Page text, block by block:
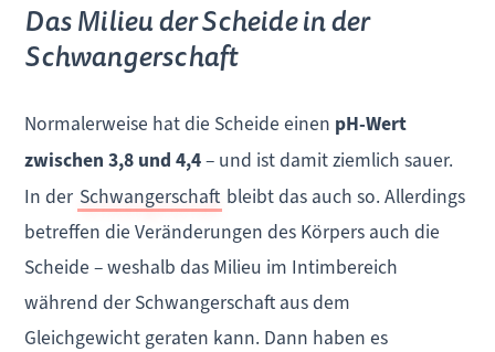
Das Milieu der Scheide in der
Schwangerschaft
Normalerweise hat die Scheide einen pH-Wert
zwischen 3,8 und 4,4– und ist damit ziemlich sauer.
In der Schwangerschaft bleibt das auch so. Allerdings
betreffen die Veränderungen des Körpers auch die
Scheide – weshalb das Milieu im Intimbereich
während der Schwangerschaft aus dem
Gleichgewicht geraten kann. Dann haben es